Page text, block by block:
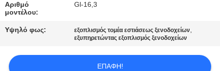
ΈΛΕΓΧΟΣ
ΠΟΙΌΤΗΤΑΣ
ΕΙΔΉΣΕΙΣ
Αριθμό
μοντέλου:
Gl-16,3
Υψηλό φως: εξοπλισμός τομέα εστιάσεως ξενοδοχείων,
εξυπηρετώντας εξοπλισμός ξενοδοχείων
ΕΠΑΦΉ!